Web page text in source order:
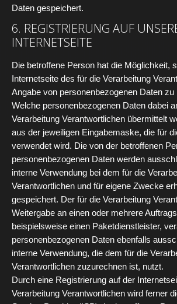
Daten gespeichert.
6. REGISTRIERUNG AUF
INTERNETSEITE
Die betroffene Person hat die Möglichkeit,
Internetseite des für die Verarbeitung
Angabe von personenbezogenen Daten zu
Welche personenbezogenen Daten dabei
Verarbeitung Verantwortlichen übermittelt
aus der jeweiligen Eingabemaske, die für
verwendet wird. Die von der betroffenen
personenbezogenen Daten werden
interne Verwendung bei dem für die
Verantwortlichen und für eigene Zwecke
gespeichert. Der für die Verarbeitung
Weitergabe an einen oder mehrere
beispielsweise einen Paketdienstleister,
personenbezogenen Daten ebenfalls
interne Verwendung, die dem für die
Verantwortlichen zuzurechnen ist, nutzt.
Durch eine Registrierung auf der
Verarbeitung Verantwortlichen wird ferner